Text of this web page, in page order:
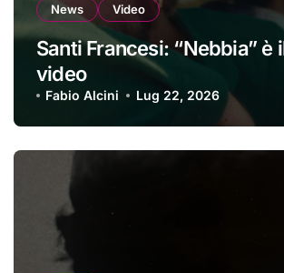
News Video
Santi Francesi: “Nebbia” è
video
Fabio Alcini Lug 22, 2026